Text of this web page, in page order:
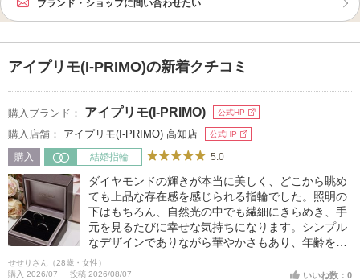
ブランド・ショップに問い合わせたい
アイプリモ(I-PRIMO)の新着クチコミ
購入ブランド： アイプリモ(I-PRIMO) 公式HP
購入店舗： アイプリモ(I-PRIMO) 高知店 公式HP
購入 結婚指輪 5.0
ダイヤモンドの輝きが本当に美しく、どこから眺め
ても上品な存在感を感じられる指輪でした。照明の
下はもちろん、自然光の中でも繊細にきらめき、手
元を見るたびに幸せな気持ちになります。シンプル
なデザインでありながら華やかさもあり、年齢を重
ねても長く身に着けたいと思える素敵な指輪に出会
うことができました。二人にとって特別な一本を選
せせりさん（28歳・女性）
購入 2026/07
投稿 2026/08/07 いいね数：0